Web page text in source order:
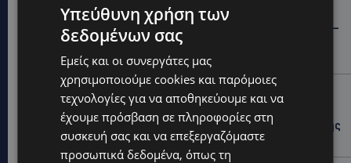
STORIES
ΓΕΝΕΘΛΙΟΣ ΗΜΕΡΑ: Η ηλικία είναι μόνο ένας αριθμός –
Οι άνθρωποι και οι στιγμές είναι η πραγματική μας
ιστορία
STORIES
ΕΛΕΝΑ ΑΝΤΩΝΙΑΔΟΥ: Αγώνας ζωής για τη 37χρονη
μητέρα τριών παιδιών – Έρανος για τη θεραπεία της
στην Αγγλία
Υπεύθυνη χρήση των
δεδομένων σας
Εμείς και οι συνεργάτες μας
χρησιμοποιούμε cookies και παρόμοιες
τεχνολογίες για να αποθηκεύουμε και να
έχουμε πρόσβαση σε πληροφορίες στη
συσκευή σας και να επεξεργαζόμαστε
προσωπικά δεδομένα, όπως τη